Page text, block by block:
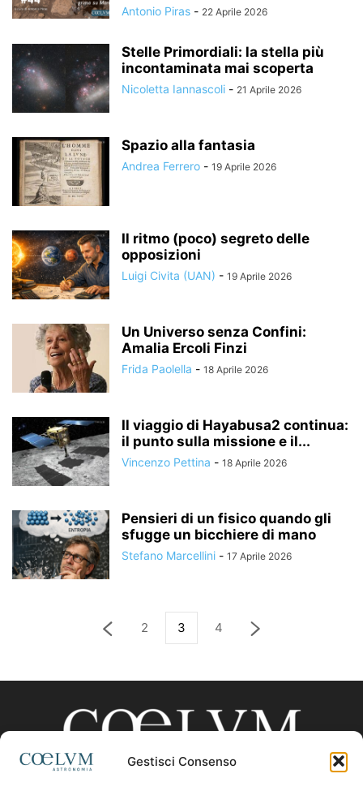
Gestisci Consenso
Antonio Piras - 22 Aprile 2026
Stelle Primordiali: la stella più
incontaminata mai scoperta
Nicoletta Iannascoli - 21 Aprile 2026
Spazio alla fantasia
Andrea Ferrero - 19 Aprile 2026
Il ritmo (poco) segreto delle
opposizioni
Luigi Civita (UAN) - 19 Aprile 2026
Un Universo senza Confini:
Amalia Ercoli Finzi
Frida Paolella - 18 Aprile 2026
Il viaggio di Hayabusa2 continua:
il punto sulla missione e il...
Vincenzo Pettina - 18 Aprile 2026
Pensieri di un fisico quando gli
sfugge un bicchiere di mano
Stefano Marcellini - 17 Aprile 2026
2 3 4